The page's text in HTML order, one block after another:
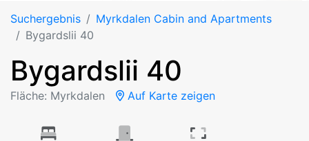
Suchergebnis
Myrkdalen Cabin and Apartments
Bygardslii 40
Bygardslii 40
Fläche: Myrkdalen Auf Karte zeigen